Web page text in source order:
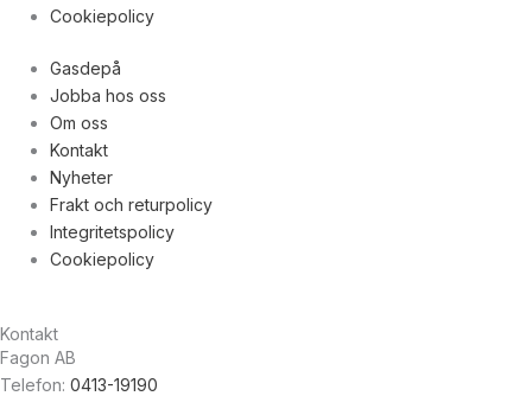
Cookiepolicy
Gasdepå
Jobba hos oss
Om oss
Kontakt
Nyheter
Frakt och returpolicy
Integritetspolicy
Cookiepolicy
Kontakt
Fagon AB
Telefon: 0413-19190